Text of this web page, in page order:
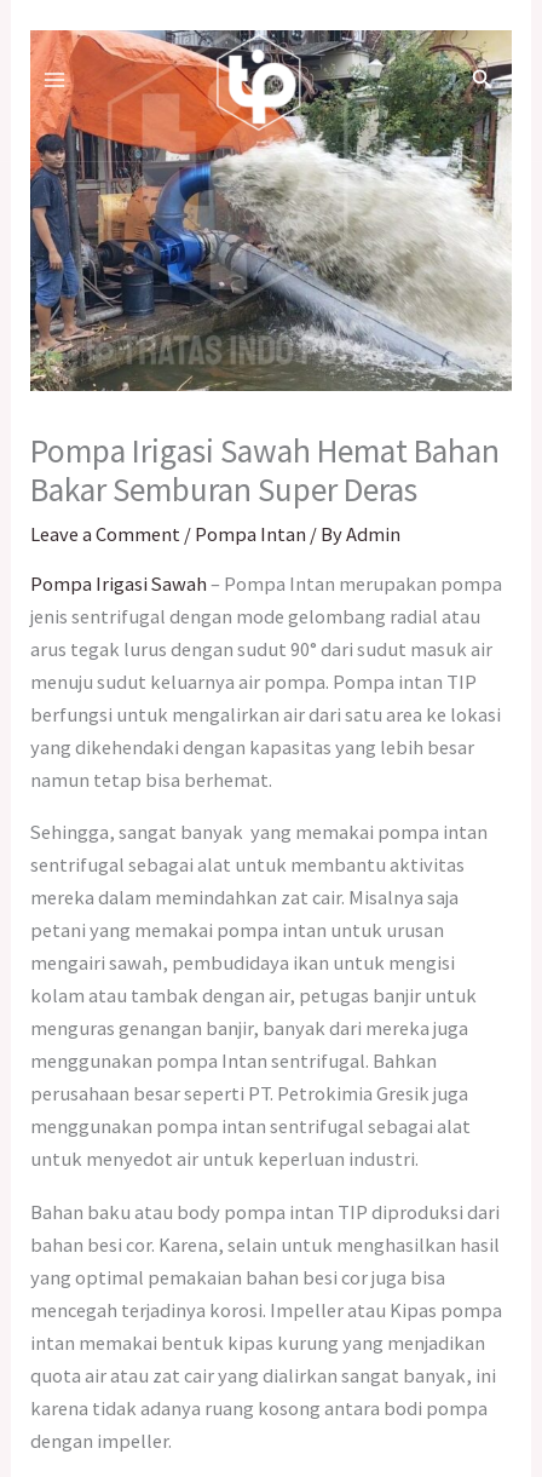
content
Pompa Irigasi Sawah Hemat Bahan
Bakar Semburan Super Deras
Leave a Comment / Pompa Intan / ByAdmin
Pompa Irigasi Sawah – Pompa Intan merupakan pompa
jenis sentrifugal dengan mode gelombang radial atau
arus tegak lurus dengan sudut 90° dari sudut masuk air
menuju sudut keluarnya air pompa. Pompa intan TIP
berfungsi untuk mengalirkan air dari satu area ke lokasi
yang dikehendaki dengan kapasitas yang lebih besar
namun tetap bisa berhemat.
Sehingga, sangat banyak yang memakai pompa intan
sentrifugal sebagai alat untuk membantu aktivitas
mereka dalam memindahkan zat cair. Misalnya saja
petani yang memakai pompa intan untuk urusan
mengairi sawah, pembudidaya ikan untuk mengisi
kolam atau tambak dengan air, petugas banjir untuk
menguras genangan banjir, banyak dari mereka juga
menggunakan pompa Intan sentrifugal. Bahkan
perusahaan besar seperti PT. Petrokimia Gresik juga
menggunakan pompa intan sentrifugal sebagai alat
untuk menyedot air untuk keperluan industri.
Bahan baku atau body pompa intan TIP diproduksi dari
bahan besi cor. Karena, selain untuk menghasilkan hasil
yang optimal pemakaian bahan besi cor juga bisa
mencegah terjadinya korosi. Impeller atau Kipas pompa
intan memakai bentuk kipas kurung yang menjadikan
quota air atau zat cair yang dialirkan sangat banyak, ini
karena tidak adanya ruang kosong antara bodi pompa
dengan impeller.